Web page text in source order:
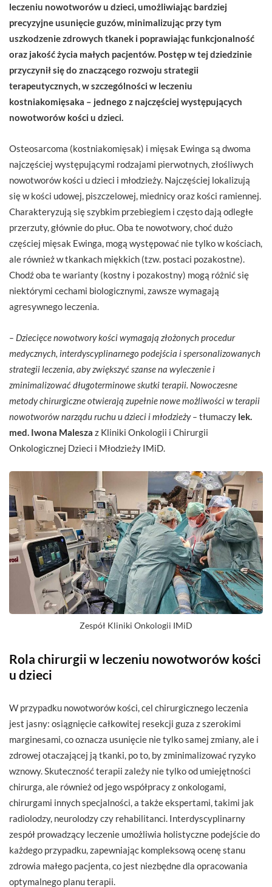
leczeniu nowotworów u dzieci, umożliwiając bardziej
precyzyjne usunięcie guzów, minimalizując przy tym
uszkodzenie zdrowych tkanek i poprawiając funkcjonalność
oraz jakość życia małych pacjentów. Postęp w tej dziedzinie
przyczynił się do znaczącego rozwoju strategii
terapeutycznych, w szczególności w leczeniu
kostniakomięsaka – jednego z najczęściej występujących
nowotworów kości u dzieci.
Osteosarcoma (kostniakomięsak) i mięsak Ewinga są dwoma
najczęściej występującymi rodzajami pierwotnych, złośliwych
nowotworów kości u dzieci i młodzieży. Najczęściej lokalizują
się w kości udowej, piszczelowej, miednicy oraz kości ramiennej.
Charakteryzują się szybkim przebiegiem i często dają odległe
przerzuty, głównie do płuc. Oba te nowotwory, choć dużo
częściej mięsak Ewinga, mogą występować nie tylko w kościach,
ale również w tkankach miękkich (tzw. postaci pozakostne).
Chodź oba te warianty (kostny i pozakostny) mogą różnić się
niektórymi cechami biologicznymi, zawsze wymagają
agresywnego leczenia.
– Dziecięce nowotwory kości wymagają złożonych procedur
medycznych, interdyscyplinarnego podejścia i spersonalizowanych
strategii leczenia, aby zwiększyć szanse na wyleczenie i
zminimalizować długoterminowe skutki terapii. Nowoczesne
metody chirurgiczne otwierają zupełnie nowe możliwości w terapii
nowotworów narządu ruchu u dzieci i młodzieży – tłumaczy lek.
med. Iwona Malesza z Kliniki Onkologii i Chirurgii
Onkologicznej Dzieci i Młodzieży IMiD.
Zespół Kliniki Onkologii IMiD
Rola chirurgii w leczeniu nowotworów kości
u dzieci
W przypadku nowotworów kości, cel chirurgicznego leczenia
jest jasny: osiągnięcie całkowitej resekcji guza z szerokimi
marginesami, co oznacza usunięcie nie tylko samej zmiany, ale i
zdrowej otaczającej ją tkanki, po to, by zminimalizować ryzyko
wznowy. Skuteczność terapii zależy nie tylko od umiejętności
chirurga, ale również od jego współpracy z onkologami,
chirurgami innych specjalności, a także ekspertami, takimi jak
radiolodzy, neurolodzy czy rehabilitanci. Interdyscyplinarny
zespół prowadzący leczenie umożliwia holistyczne podejście do
każdego przypadku, zapewniając kompleksową ocenę stanu
zdrowia małego pacjenta, co jest niezbędne dla opracowania
optymalnego planu terapii.